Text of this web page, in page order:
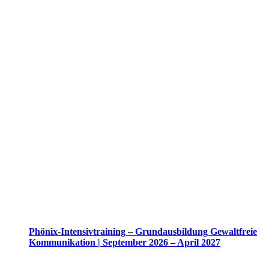
Phönix-Intensivtraining – Grundausbildung Gewaltfreie
Kommunikation | September 2026 – April 2027